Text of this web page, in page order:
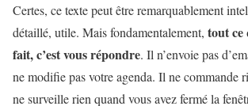
Certes, ce texte peut être remarquablement
détaillé, utile. Mais fondamentalement, tout ce
fait, c’est vous répondre. Il n’envoie pas
ne modifie pas votre agenda. Il ne commande
ne surveille rien quand vous avez fermé la